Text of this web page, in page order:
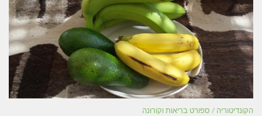
הקונדיטוריה / ספורט בריאות וקורונה